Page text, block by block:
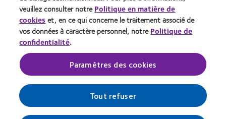
Legal
Politique de confidentialité
Cookies
Conditions d'utilisation
Gérer les préférences relatives au consentement
veuillez consulter notrePolitique en matière de
cookieset, en ce qui concerne le traitement associé de
vos données à caractère personnel, notrePolitique de
confidentialité.
Paramètres des cookies
Tout refuser